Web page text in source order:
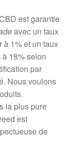
est garantie
avec un taux
à 1% et un taux
18% selon
par
Nous voulons
la plus pure
est
de